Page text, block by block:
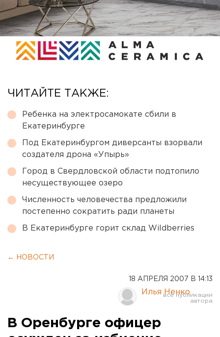
ЧИТАЙТЕ ТАКЖЕ:
Ребенка на электросамокате сбили в
Екатеринбурге
Под Екатеринбургом диверсанты взорвали
создателя дрона «Упырь»
Город в Свердловской области подтопило
несуществующее озеро
Численность человечества предложили
постепенно сократить ради планеты
В Екатеринбурге горит склад Wildberries
← НОВОСТИ
18 АПРЕЛЯ 2007 В 14:13
Илья Ненко
В Оренбурге офицер